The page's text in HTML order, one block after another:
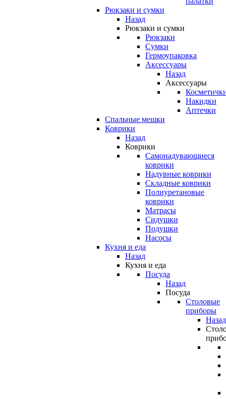
Рюкзаки и сумки
Назад
Рюкзаки и сумки
Рюкзаки
Сумки
Гермоупаковка
Аксессуары
Назад
Аксессуары
Накидки
Аптечки
Спальные мешки
Коврики
Назад
Коврики
Самонадувающиеся
коврики
Надувные коврики
Складные коврики
Полиуретановые
коврики
Матрасы
Сидушки
Подушки
Насосы
Кухня и еда
Назад
Кухня и еда
Посуда
Назад
Посуда
Столовые
приборы
Назад